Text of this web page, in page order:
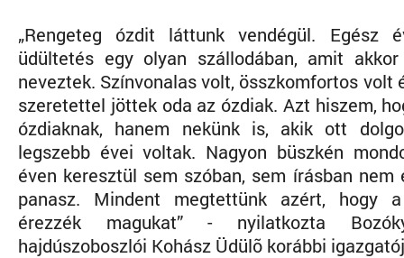
„Rengeteg ózdit láttunk vendégül. Egész
üdültetés egy olyan szállodában, amit
neveztek. Színvonalas volt, összkomfortos volt
szeretettel jöttek oda az ózdiak. Azt hiszem,
ózdiaknak, hanem nekünk is, akik ott
legszebb évei voltak. Nagyon büszkén
éven keresztül sem szóban, sem írásban nem
panasz. Mindent megtettünk azért, hogy
érezzék magukat” - nyilatkozta
hajdúszoboszlói Kohász Üdülõ korábbi